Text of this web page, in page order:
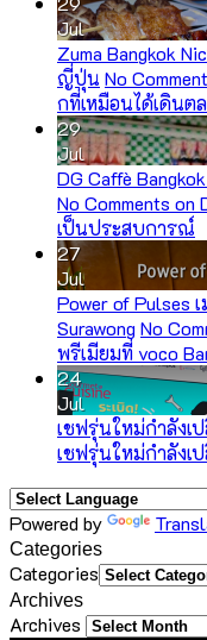
Jul
Zuma Bangkok
ญี่ปุ่น No
กที่เหมือนได้เดิน
29
Jul
DG Caffè
No Comments on
เป็นประสบการณ์
27
Jul
Power of Pulses
Surawong No
พรีเมียมที่ voco
24
Jul
เชฟรุ่นใหม่กำลังเ
เชฟรุ่นใหม่กำลังเ
Powered by
Categories
Categories
Archives
Archives